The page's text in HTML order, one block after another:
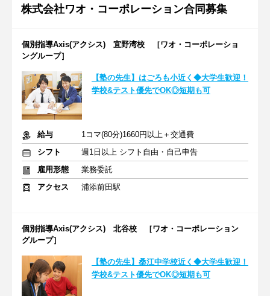
株式会社ワオ・コーポレーション合同募集
個別指導Axis(アクシス) 宜野湾校 ［ワオ・コーポレーショ
ングループ］
【塾の先生】はごろも小近く◆大学生歓迎！
学校&テスト優先でOK◎短期も可
給与
1コマ(80分)1660円以上＋交通費
シフト
週1日以上 シフト自由・自己申告
雇用形態
業務委託
アクセス
浦添前田駅
個別指導Axis(アクシス) 北谷校 ［ワオ・コーポレーション
グループ］
【塾の先生】桑江中学校近く◆大学生歓迎！
学校&テスト優先でOK◎短期も可